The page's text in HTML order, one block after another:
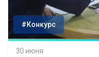
#Конкурс
30 июня